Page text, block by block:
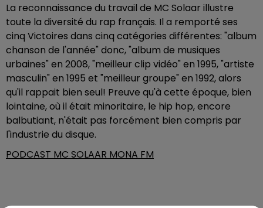
La reconnaissance du travail de MC Solaar illustre
toute la diversité du rap français. Il a remporté ses
cinq Victoires dans cinq catégories différentes: "album
chanson de l'année" donc, "album de musiques
urbaines" en 2008, "meilleur clip vidéo" en 1995, "artiste
masculin" en 1995 et "meilleur groupe" en 1992, alors
qu'il rappait bien seul! Preuve qu'à cette époque, bien
lointaine, où il était minoritaire, le hip hop, encore
balbutiant, n'était pas forcément bien compris par
l'industrie du disque.
PODCAST MC SOLAAR MONA FM